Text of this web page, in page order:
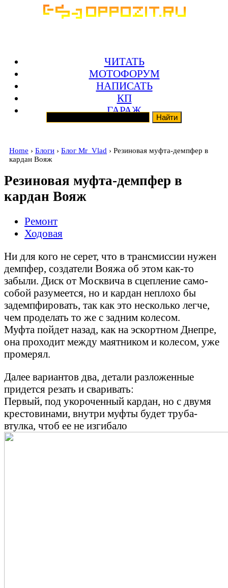
ЧИТАТЬ
МОТОФОРУМ
НАПИСАТЬ
КП
ГАРАЖ
Home › Блоги › Блог Mr_Vlad › Резиновая муфта-демпфер в
кардан Вояж
Резиновая муфта-демпфер в
кардан Вояж
Ремонт
Ходовая
Ни для кого не серет, что в трансмиссии нужен
демпфер, создатели Вояжа об этом как-то
забыли. Диск от Москвича в сцепление само-
собой разумеется, но и кардан неплохо бы
задемпфировать, так как это несколько легче,
чем проделать то же с задним колесом.
Муфта пойдет назад, как на эскортном Днепре,
она проходит между маятником и колесом, уже
промерял.
Далее вариантов два, детали разложенные
придется резать и сваривать:
Первый, под укороченный кардан, но с двумя
крестовинами, внутри муфты будет труба-
втулка, чтоб ее не изгибало